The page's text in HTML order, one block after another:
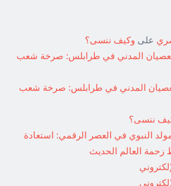
على وكيف ننسى؟
المدني في طرابلس: صرخة شعب
المدني في طرابلس: صرخة شعب
ننسى؟
النبوي في العصر الرقمي: استعادة
زحمة العالم الحديث